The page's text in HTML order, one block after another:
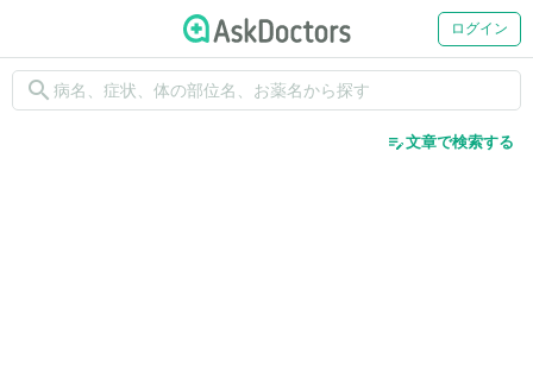
ログイン
search
edit_note文章で検索する